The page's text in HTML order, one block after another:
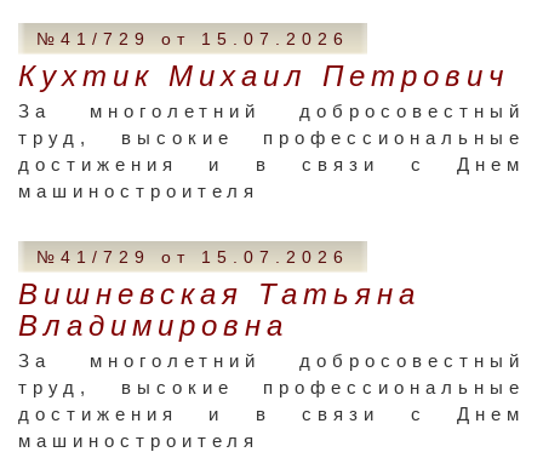
№41/729 от 15.07.2026
Кухтик Михаил Петрович
За многолетний добросовестный
труд, высокие профессиональные
достижения и в связи с Днем
машиностроителя
№41/729 от 15.07.2026
Вишневская Татьяна
Владимировна
За многолетний добросовестный
труд, высокие профессиональные
достижения и в связи с Днем
машиностроителя